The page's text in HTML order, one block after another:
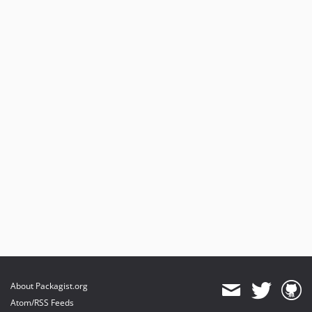
2023.07.4
About Packagist.org
Atom/RSS Feeds